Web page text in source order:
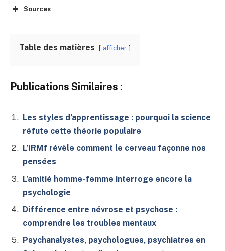
Sources
Table des matières afficher
Publications Similaires :
Les styles d’apprentissage : pourquoi la science
réfute cette théorie populaire
L’IRMf révèle comment le cerveau façonne nos
pensées
L’amitié homme-femme interroge encore la
psychologie
Différence entre névrose et psychose :
comprendre les troubles mentaux
Psychanalystes, psychologues, psychiatres en